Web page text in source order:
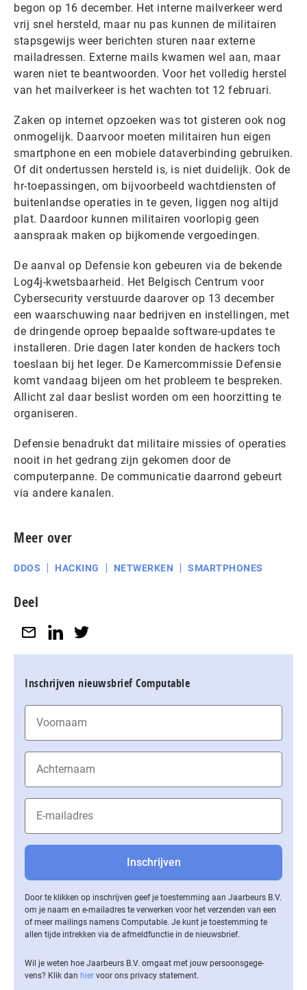
begon op 16 december. Het interne mailverkeer werd
vrij snel hersteld, maar nu pas kunnen de militairen
stapsgewijs weer berichten sturen naar externe
mailadressen. Externe mails kwamen wel aan, maar
waren niet te beantwoorden. Voor het volledig herstel
van het mailverkeer is het wachten tot 12 februari.
Zaken op internet opzoeken was tot gisteren ook nog
onmogelijk. Daarvoor moeten militairen hun eigen
smartphone en een mobiele dataverbinding gebruiken.
Of dit ondertussen hersteld is, is niet duidelijk. Ook de
hr-toepassingen, om bijvoorbeeld wachtdiensten of
buitenlandse operaties in te geven, liggen nog altijd
plat. Daardoor kunnen militairen voorlopig geen
aanspraak maken op bijkomende vergoedingen.
De aanval op Defensie kon gebeuren via de bekende
Log4j-kwetsbaarheid. Het Belgisch Centrum voor
Cybersecurity verstuurde daarover op 13 december
een waarschuwing naar bedrijven en instellingen, met
de dringende oproep bepaalde software-updates te
installeren. Drie dagen later konden de hackers toch
toeslaan bij het leger. De Kamercommissie Defensie
komt vandaag bijeen om het probleem te bespreken.
Allicht zal daar beslist worden om een hoorzitting te
organiseren.
Defensie benadrukt dat militaire missies of operaties
nooit in het gedrang zijn gekomen door de
computerpanne. De communicatie daarrond gebeurt
via andere kanalen.
Meer over
DDOS HACKING NETWERKEN SMARTPHONES
Deel
Inschrijven nieuwsbrief Computable
Door te klikken op inschrijven geef je toestemming aan Jaarbeurs B.V.
om je naam en e-mailadres te verwerken voor het verzenden van een
of meer mailings namens Computable. Je kunt je toestemming te
allen tijde intrekken via de af­meld­func­tie in de nieuwsbrief.
Wil je weten hoe Jaarbeurs B.V. omgaat met jouw per­soons­ge­ge­
vens? Klik dan hier voor ons privacy statement.